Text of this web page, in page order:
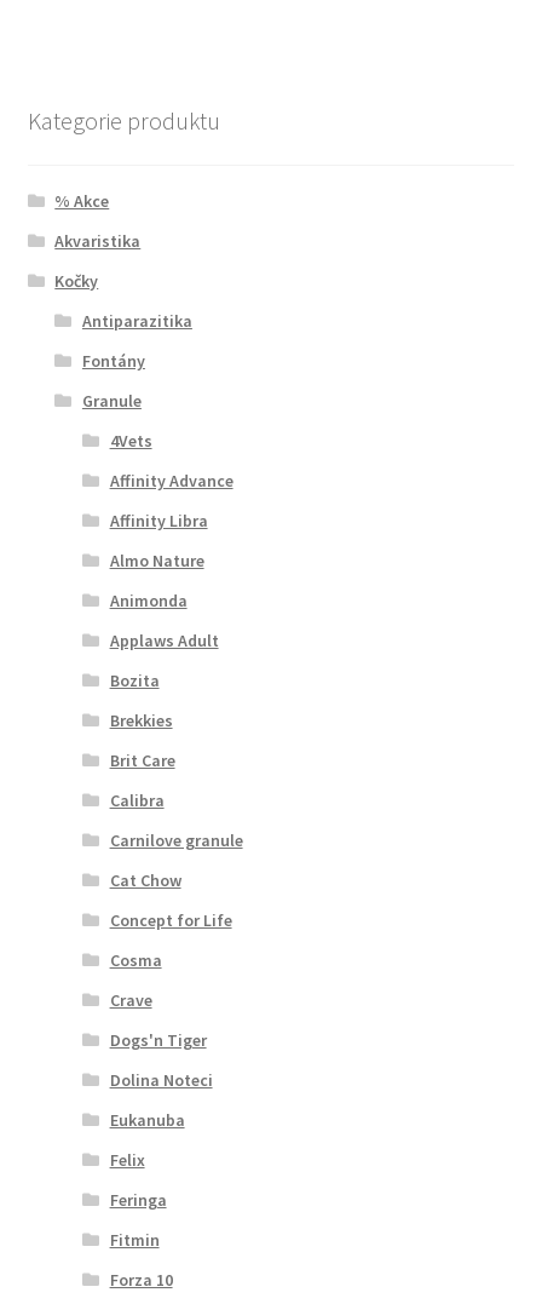
Kategorie produktu
% Akce
Akvaristika
Kočky
Antiparazitika
Fontány
Granule
4Vets
Affinity Advance
Affinity Libra
Almo Nature
Animonda
Applaws Adult
Bozita
Brekkies
Brit Care
Calibra
Carnilove granule
Cat Chow
Concept for Life
Cosma
Crave
Dogs'n Tiger
Dolina Noteci
Eukanuba
Felix
Feringa
Fitmin
Forza 10